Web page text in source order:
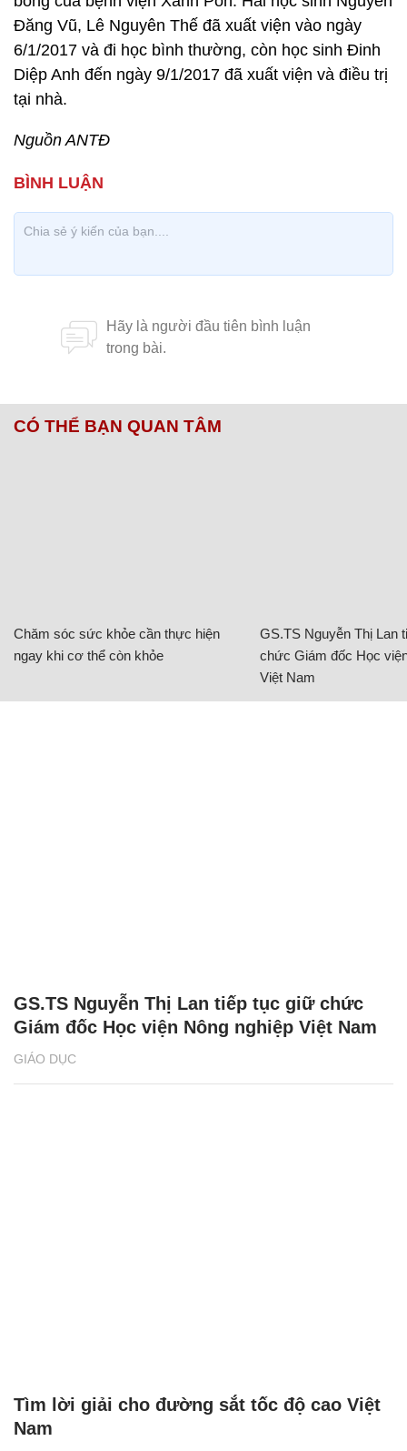
Đăng Vũ, Lê Nguyên Thế đã xuất viện vào ngày
6/1/2017 và đi học bình thường, còn học sinh Đinh
Diệp Anh đến ngày 9/1/2017 đã xuất viện và điều trị
tại nhà.
Nguồn ANTĐ
CÓ THỂ BẠN QUAN TÂM
Chăm sóc sức khỏe cần thực hiện
ngay khi cơ thể còn khỏe
GS.TS Nguyễn Thị Lan
chức Giám đốc Học
Việt Nam
GIÁO DỤC
GS.TS Nguyễn Thị Lan tiếp tục giữ chức
Giám đốc Học viện Nông nghiệp Việt Nam
Tìm lời giải cho đường sắt tốc độ cao Việt
Nam